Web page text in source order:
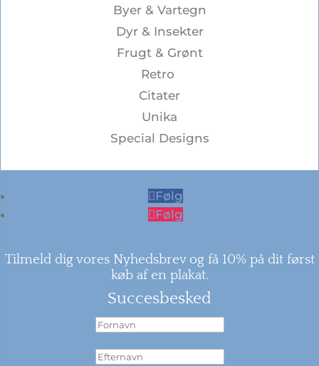
Byer & Vartegn
Dyr & Insekter
Frugt & Grønt
Retro
Citater
Unika
Special Designs
Følg
Følg
Tilmeld dig vores Nyhedsbrev og få 10% på dit først
køb af en plakat.
Succesbesked